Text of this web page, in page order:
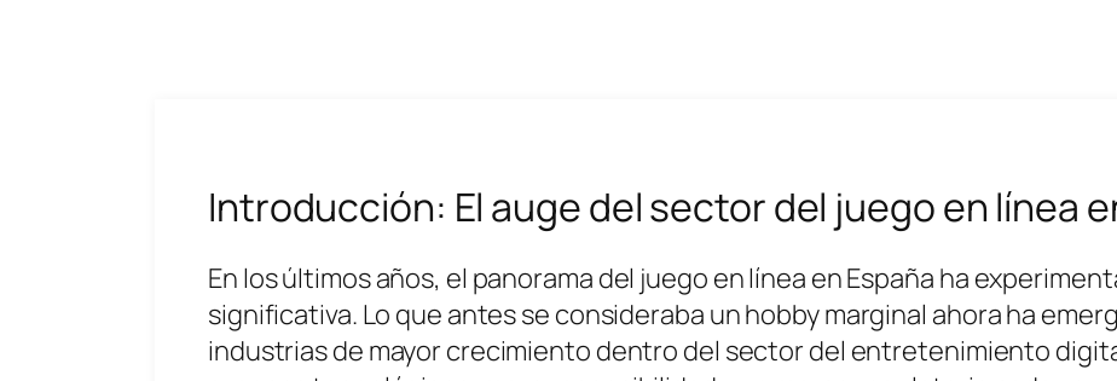
Introducción: El auge del sector del juego en línea
En los últimos años, el panorama del juego en línea en España ha
significativa. Lo que antes se consideraba un hobby marginal ahora ha
industrias de mayor crecimiento dentro del sector del entretenimiento